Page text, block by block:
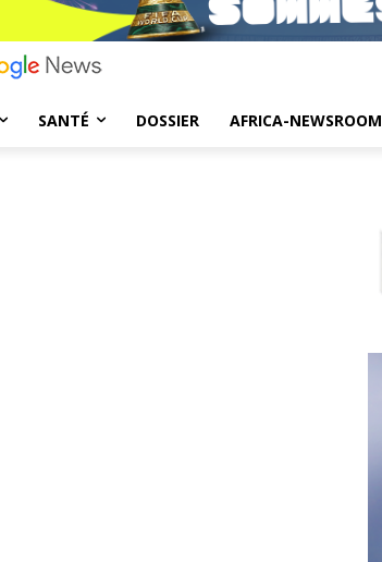
SANTÉ DOSSIER AFRICA-NEWSROOM